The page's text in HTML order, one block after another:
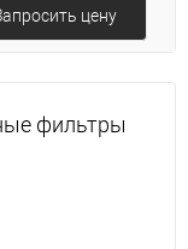
цену
фильтры